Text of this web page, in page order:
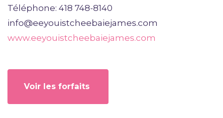
Téléphone: 418 748-8140
info@eeyouistcheebaiejames.com
www.eeyouistcheebaiejames.com
Voir les forfaits